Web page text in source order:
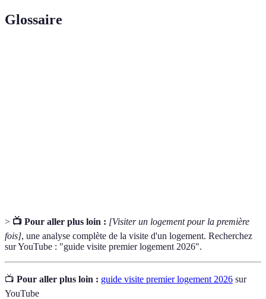
Glossaire
> 📺 Pour aller plus loin : [Visiter un logement pour la première
fois], une analyse complète de la visite d'un logement. Recherchez
sur YouTube : "guide visite premier logement 2026".
📺 Pour aller plus loin : guide visite premier logement 2026 sur
YouTube